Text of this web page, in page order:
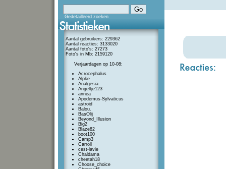
Gedetailleerd zoeken
Aantal gebruikers: 229362
Aantal reacties: 3133020
Aantal foto's: 27273
Foto's in Mb: 2159120
Verjaardagen op 10-08:
Acrocephalus
Alpke
Analgesia
Angeltje123
annea
Apodemus-Sylvaticus
astroid
Balou.
BasOlij
Beyond_Illusion
Big2
Blaze82
boot100
Camp3
Carroll
cest-lavie
Chaldama
cheetah18
Choose_choice